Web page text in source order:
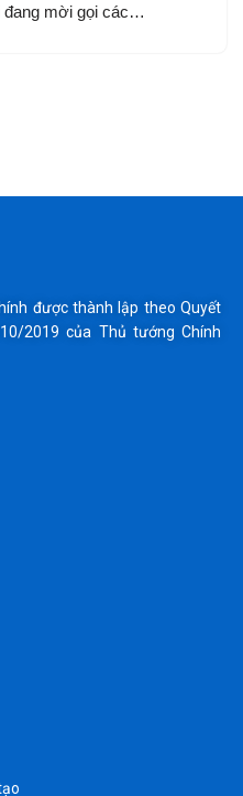
đang mời gọi các…
được thành lập theo Quyết
2019 của Thủ tướng Chính